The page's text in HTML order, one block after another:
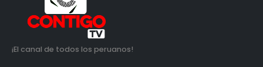
¡El canal de todos los peruanos!